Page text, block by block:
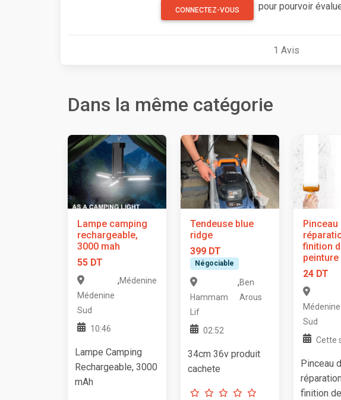
CONNECTEZ-VOUS pour pourvoir
1 Avis
Dans la même catégorie
Lampe camping
rechargeable,
3000 mah
55 DT
Médenine
Sud
,Médenine
10:46
Lampe Camping
Rechargeable, 3000
mAh
Tendeuse blue
ridge
399 DT
Négociable
Hammam
Lif
,Ben
Arous
02:52
34cm 36v produit
cachete
Pinceau
finition
24 DT
Médenine
Sud
Cette
Pinceau
finition